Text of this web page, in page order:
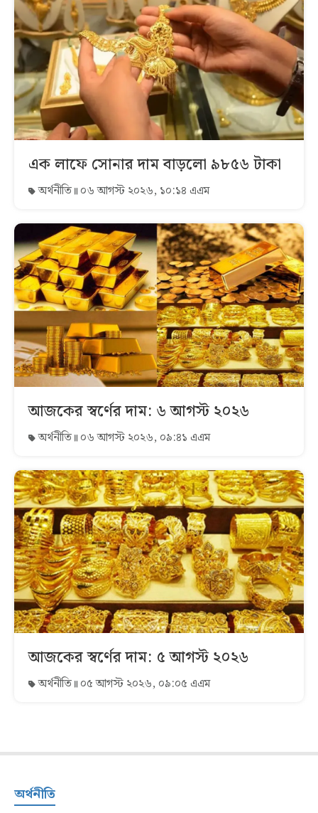
এক লাফে সোনার দাম বাড়লো ৯৮৫৬ টাকা
অর্থনীতি ০৬ আগস্ট ২০২৬, ১০:১৪ এএম
আজকের স্বর্ণের দাম: ৬ আগস্ট ২০২৬
অর্থনীতি ০৬ আগস্ট ২০২৬, ০৯:৪১ এএম
আজকের স্বর্ণের দাম: ৫ আগস্ট ২০২৬
অর্থনীতি ০৫ আগস্ট ২০২৬, ০৯:০৫ এএম
অর্থনীতি